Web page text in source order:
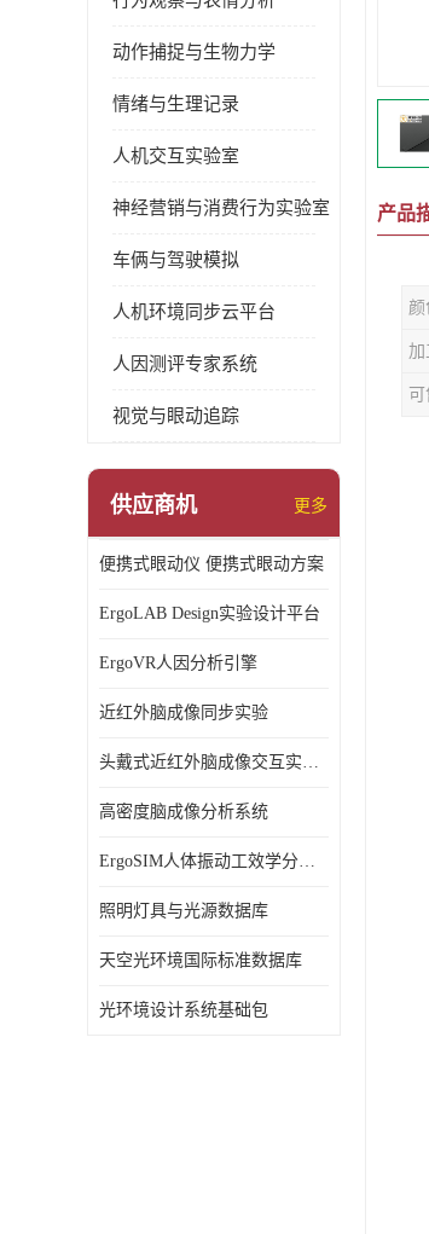
动作捕捉与生物力学
情绪与生理记录
人机交互实验室
神经营销与消费行为实验室
车俩与驾驶模拟
人机环境同步云平台
人因测评专家系统
视觉与眼动追踪
供应商机 更多
便携式眼动仪 便携式眼动方案
ErgoLAB Design实验设计平台
ErgoVR人因分析引擎
近红外脑成像同步实验
头戴式近红外脑成像交互实验室
高密度脑成像分析系统
ErgoSIM人体振动工效学分析系统
照明灯具与光源数据库
天空光环境国际标准数据库
光环境设计系统基础包
产品
颜
加